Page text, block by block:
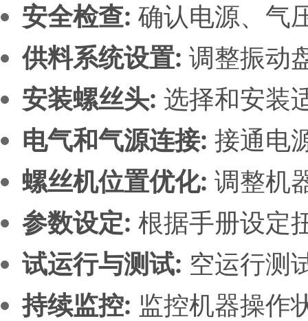
安全检查: 确认电源、气
供料系统设置: 调整振动
安装螺丝头: 选择和安装
电气和气源连接: 接通电
螺丝机位置优化: 调整机
参数设定: 根据手册设定
试运行与测试: 空运行测
持续监控: 监控机器操作